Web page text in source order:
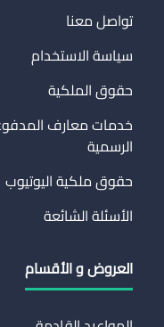
تواصل معنا
سياسة الاستخدام
حقوق الملكية
خدمات معارف
الرسمية
حقوق ملكية اليوتيوب
الأسئلة الشائعة
العروض و الأقسام